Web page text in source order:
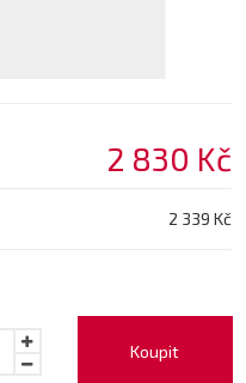
2 830 Kč
2 339 Kč
Koupit